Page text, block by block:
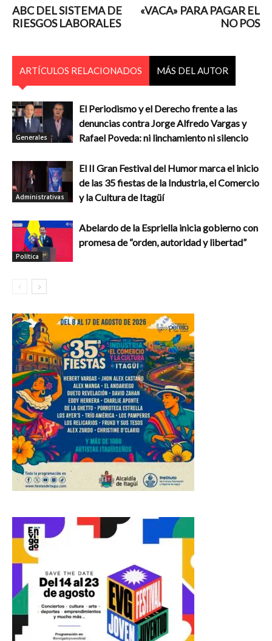
ABC DEL SISTEMA DE
RIESGOS LABORALES
«VACA» PARA PAGAR EL
NO POS
ARTÍCULOS RELACIONADOS MÁS DEL AUTOR
Generales
El Periodismo y el Derecho frente a las
denuncias contra Jorge Alfredo Vargas y
Rafael Poveda: ni linchamiento ni silencio
Administrativas
El II Gran Festival del Humor marca el inicio
de las 35 fiestas de la Industria, el Comercio
y la Cultura de Itagüí
Política
Abelardo de la Espriella inicia gobierno con
promesa de “orden, autoridad y libertad”